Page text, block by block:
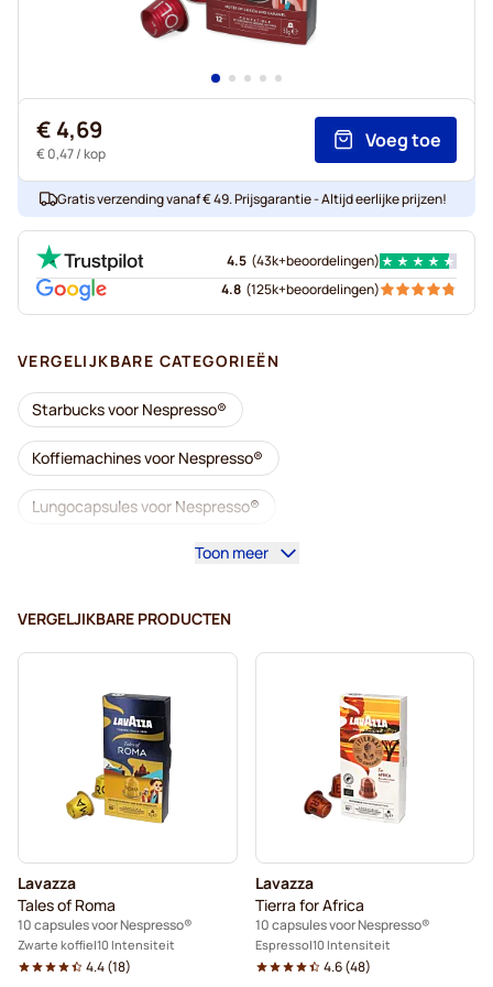
€ 4,69
€ 0,47/ kop
Voeg toe
Gratis verzending vanaf € 49. Prijsgarantie - Altijd eerlijke prijzen!
4.5 (43k+beoordelingen)
4.8 (125k+beoordelingen)
VERGELIJKBARE CATEGORIEËN
Starbucks voor Nespresso®
Koffiemachines voor Nespresso®
Lungocapsules voor Nespresso®
Lavazza voor Nespresso®
Café Royal-koffiecapsules voor Nespresso®
Accessoires voor Nespresso®
Alles voor uw koffie voor Nespresso®
Ontkalkings- en reinigingsproducten voor Nespresso®
Segafredo-koffiecapsules voor Nespresso®
Café René-koffiecapsules voor Nespresso®
Toon meer
VERGELJIKBARE PRODUCTEN
Lavazza
Tales of Roma
10 capsules voor Nespresso®
Zwarte koffie 10 Intensiteit
4.4(18)
Lavazza
Tierra for Africa
10 capsules voor Nespresso®
Espresso 10 Intensiteit
4.6(48)